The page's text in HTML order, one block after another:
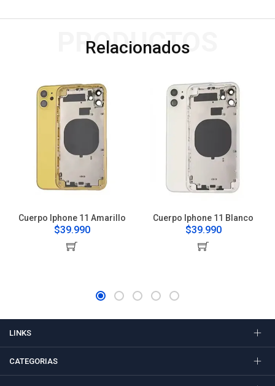
Relacionados
PRODUCTOS
Cuerpo Iphone 11 Amarillo
$39.990
Cuerpo Iphone 11 Blanco
$39.990
LINKS
CATEGORIAS